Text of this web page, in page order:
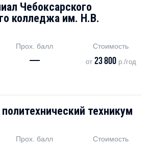
Чебоксарского
колледжа им. Н.В.
Прох. балл
—
Стоимость
от 23 800р./год
техникум
Прох. балл Стоимость